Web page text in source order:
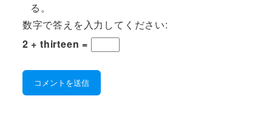
る。
数字で答えを入力してください:
2 + thirteen =